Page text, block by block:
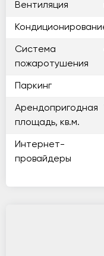
Вентиляция
Система
пожаротушения
Паркинг
Арендопригодная
площадь, кв.м.
Интернет-
провайдеры